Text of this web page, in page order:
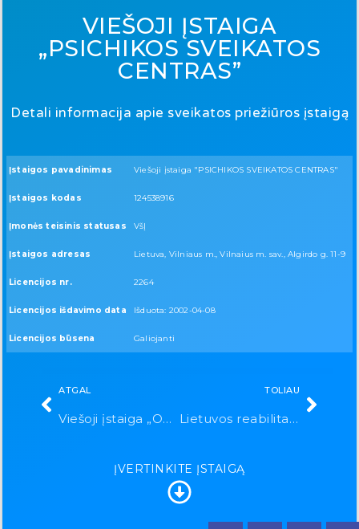
VIEŠOJI ĮSTAIGA
„PSICHIKOS SVEIKATOS
CENTRAS”
Detali informacija apie sveikatos priežiūros įstaigą
Įstaigos pavadinimas Viešoji įstaiga "PSICHIKOS SVEIKATOS CENTRAS"
Įstaigos kodas 124538916
Įmonės teisinis statusas VšĮ
Įstaigos adresas Lietuva, Vilniaus m., Vilnaius m. sav., Algirdo g. 11-9
Licencijos nr. 2264
Licencijos išdavimo data Išduota: 2002-04-08
Licencijos būsena Galiojanti
ATGAL
Viešoji įstaiga „ONKOVITA”
TOLIAU
Lietuvos reabilitacijos ir slaugos centras
ĮVERTINKITE ĮSTAIGĄ